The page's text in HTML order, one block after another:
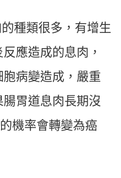
種類很多，有增生
應造成的息肉，
病變造成，嚴重
胃道息肉長期沒
機率會轉變為癌